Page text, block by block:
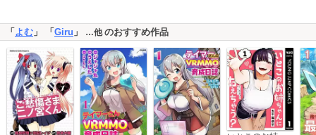
「よむ 」 「Giru 」 …他のおすすめ作品